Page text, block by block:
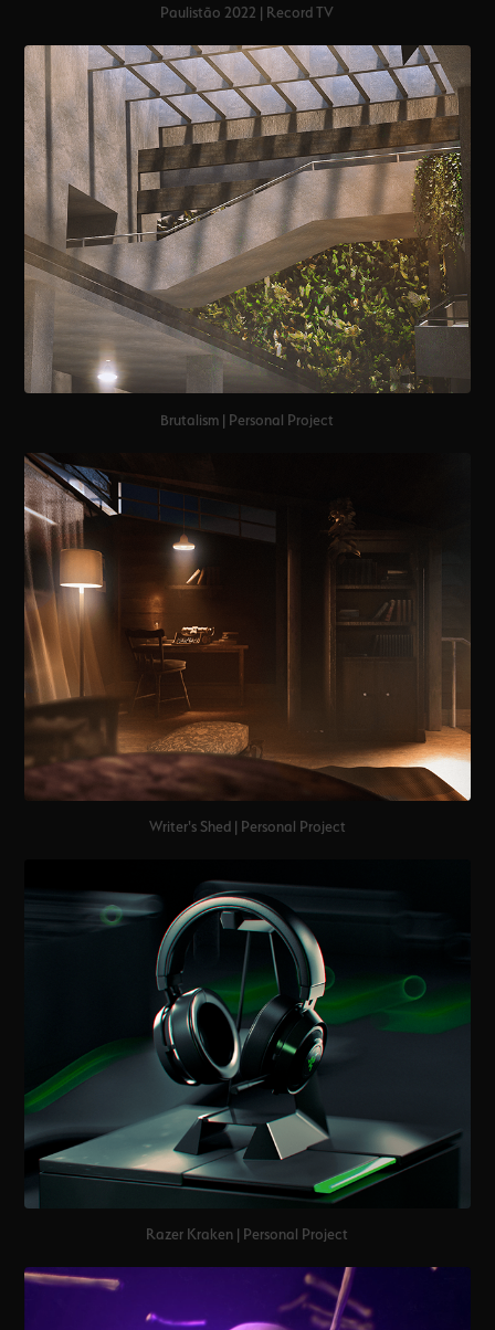
Paulistão 2022 | Record TV
Brutalism | Personal Project
Writer's Shed | Personal Project
Razer Kraken | Personal Project